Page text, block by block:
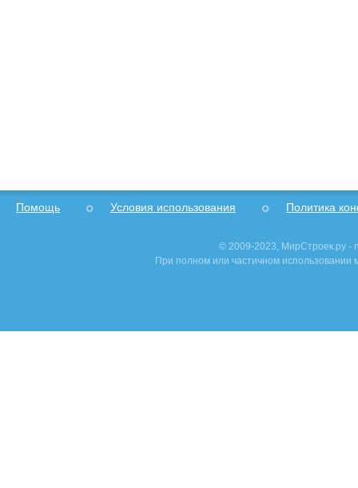
Помощь Условия использования Политика
© 2009-2023, МирСтроек.ру -
При полном или частичном использовании